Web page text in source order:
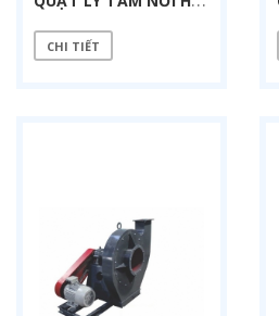
CHI TIẾT